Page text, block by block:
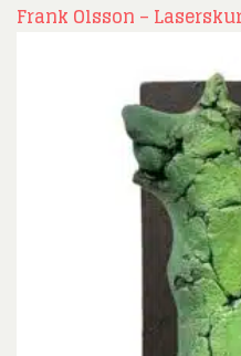
Frank Olsson –